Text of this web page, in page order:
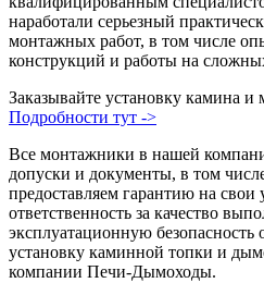
наработали серьезный
монтажных работ, в том числе
конструкций и работы на
Заказывайте установку камина
Подробности тут ->
Все монтажники в нашей
допуски и документы, в том
предоставляем гарантию на свои
ответственность за качество
эксплуатационную безопасность
установку каминной топки и
компании Печи-Дымоходы.